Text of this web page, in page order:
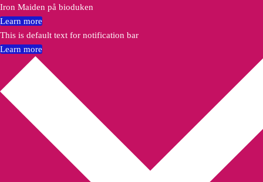
Iron Maiden på bioduken
Learn more
This is default text for notification bar
Learn more